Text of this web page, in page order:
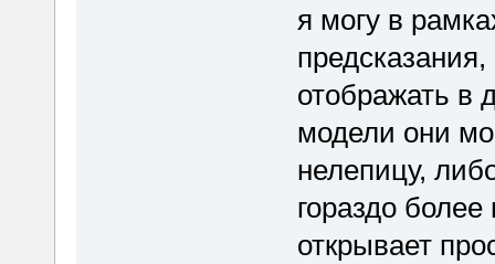
я могу в
отображать в
модели они
нелепицу,
гораздо
открывает